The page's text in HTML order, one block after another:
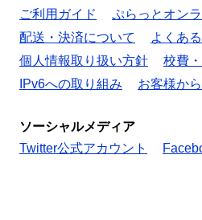
ご利用ガイド
ぷらっとオン
配送・決済について
よくあ
個人情報取り扱い方針
校費
IPv6への取り組み
お客様か
ソーシャルメディア
Twitter公式アカウント